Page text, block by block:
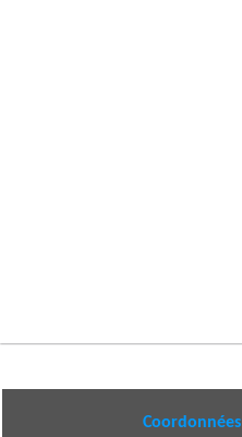
Coordonnées